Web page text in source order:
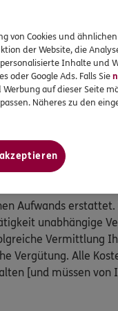
06 02 22,
es um
Telefon: 0800 /
geht (außer
Kosten werden ihr
Aufwands erstattet.
unabhängige
Vermittlung
Vergütung. Alle
[und müssen von
von Cookies und
der Website, die
Inhalte und
oder Google Ads. Falls Sie
auf dieser Seite
Näheres zu den